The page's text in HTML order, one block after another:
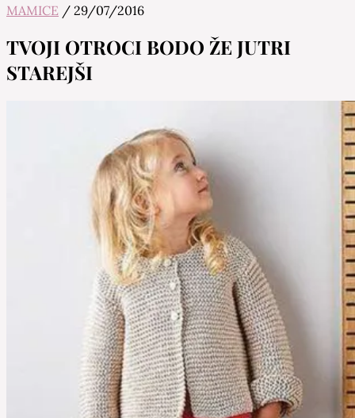
Mamina Maza
Blog & Portal za starše in bodoče starše
MAMICE / 29/07/2016
TVOJI OTROCI BODO ŽE JUTRI
STAREJŠI